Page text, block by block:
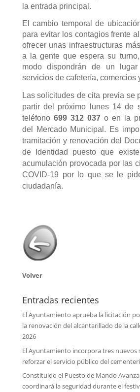
la entrada principal.
El cambio temporal de
para evitar los contagios frente
ofrecer unas infraestructuras
a la gente que espera su
modo dispondrán de un
servicios de cafetería, comercios
Lassolicitudes decita previa se
partir del próximo lunes 14 de
teléfono 699 312 037o en la
del Mercado Municipal. Es
tramitación y renovación del
de Identidad puesto que
acumulación provocada por las
COVID-19 por lo que se le
ciudadanía.
Volver
Entradas recientes
El Ayuntamiento aprueba la licitación
la renovación del alcantarillado de la
2026
El Ayuntamiento incorpora tres nuevos
reforzar el servicio público del
Constituido el Puesto de Mando
coordinará la seguridad durante el